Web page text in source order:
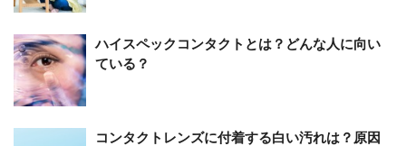
ハイスペックコンタクトとは？どんな人に向い
ている？
コンタクトレンズに付着する白い汚れは？原因